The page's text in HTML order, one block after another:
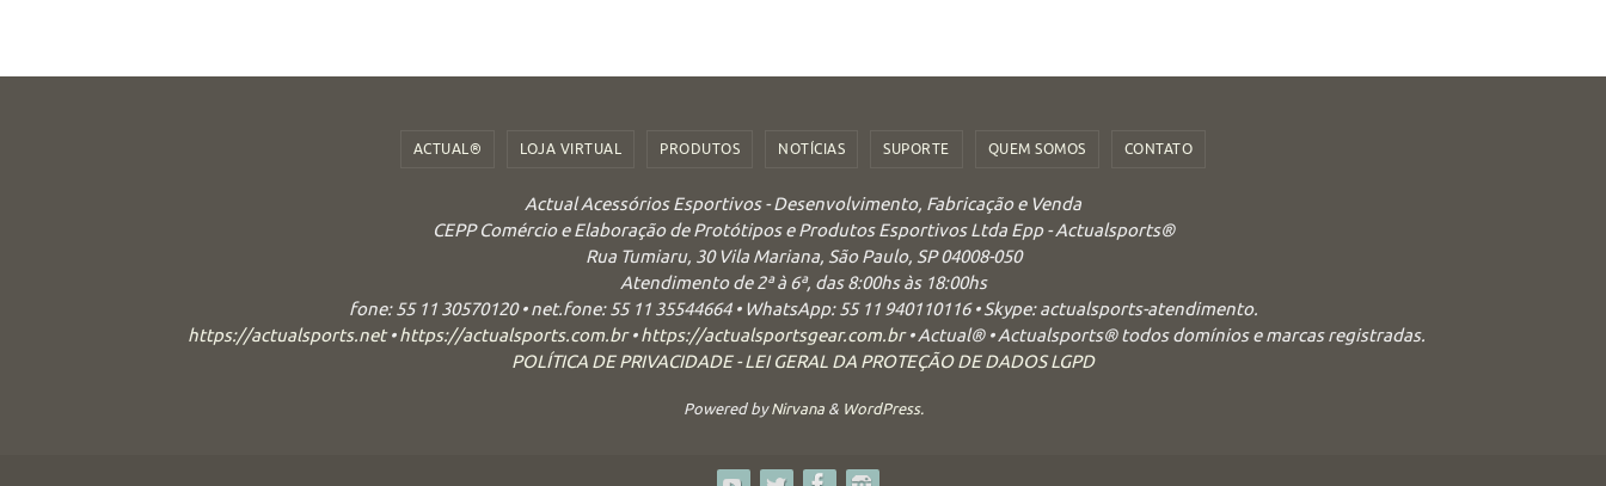
ACTUAL® LOJA VIRTUAL PRODUTOS NOTÍCIAS SUPORTE QUEM SOMOS CONTATO
Actual Acessórios Esportivos - Desenvolvimento, Fabricação e Venda
CEPP Comércio e Elaboração de Protótipos e Produtos Esportivos Ltda Epp - Actualsports®
Rua Tumiaru, 30 Vila Mariana, São Paulo, SP 04008-050
Atendimento de 2ª à 6ª, das 8:00hs às 18:00hs
fone: 55 11 30570120 • net.fone: 55 11 35544664 • WhatsApp: 55 11 940110116 • Skype: actualsports-atendimento.
https://actualsports.net•https://actualsports.com.br•https://actualsportsgear.com.br• Actual® • Actualsports® todos domínios e marcas registradas.
POLÍTICA DE PRIVACIDADE - LEI GERAL DA PROTEÇÃO DE DADOS LGPD
Powered byNirvana& WordPress.